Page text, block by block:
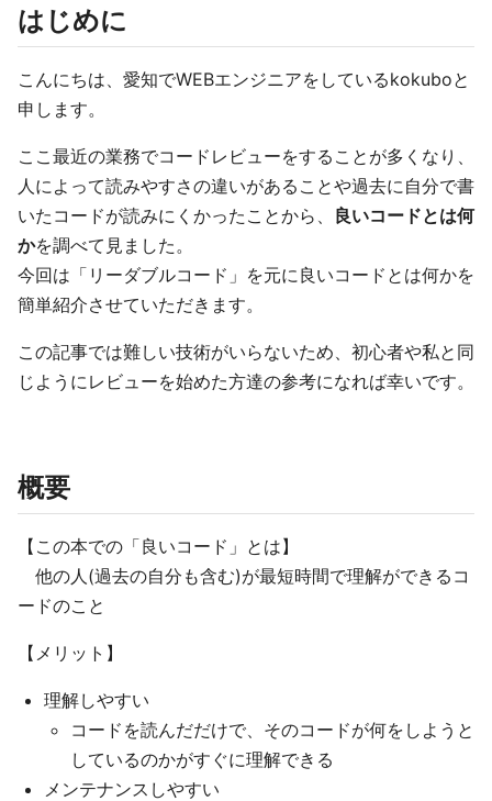
はじめに
こんにちは、愛知でWEBエンジニアをしているkokuboと
申します。
ここ最近の業務でコードレビューをすることが多くなり、
人によって読みやすさの違いがあることや過去に自分で書
いたコードが読みにくかったことから、 良いコードとは何
かを調べて見ました。
今回は「リーダブルコード」を元に良いコードとは何かを
簡単紹介させていただきます。
この記事では難しい技術がいらないため、初心者や私と同
じようにレビューを始めた方達の参考になれば幸いです。
概要
【この本での「良いコード」とは】
他の人(過去の自分も含む)が最短時間で理解ができるコ
ードのこと
【メリット】
理解しやすい
コードを読んだだけで、そのコードが何をしようと
しているのかがすぐに理解できる
メンテナンスしやすい